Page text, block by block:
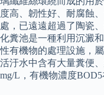
度高、韌性好、耐腐蝕
處，已遠遠超過了陶瓷
化糞池是一種利用沉澱
性有機物的處理設施，
活汙水中含有大量糞便
mg/L，有機物濃度